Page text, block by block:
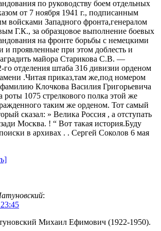
по руководству боем отдельных
от 7 ноября 1941 г., подписанным
войсками Западного фронта,генералом
Г.К., за образцовое выполнение боевых
на фронте борьбы с немецкими
и проявленные при этом доблесть и
майора Старикова С.В. —
го отделения штаба 316 дивизии орденом
.Читая приказ,там же,под номером
Клочкова Василия Григорьевича
1075 стрелкового полка этой же
таким же орденом. Тот самый
сказал: » Велика Россия , а отступать
Москва. ! “ Вот такая история.Буду
в архивах . . Сергей Соколов 6 мая
:
Михаил Ефимович (1922-1950).